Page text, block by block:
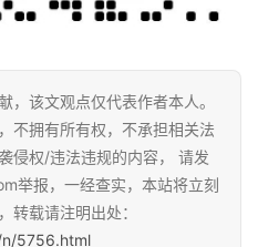
，该文观点仅代表作者本人。
不拥有所有权，不承担相关法
侵权/违法违规的内容， 请发
举报，一经查实，本站将立刻
转载请注明出处：
5756.html